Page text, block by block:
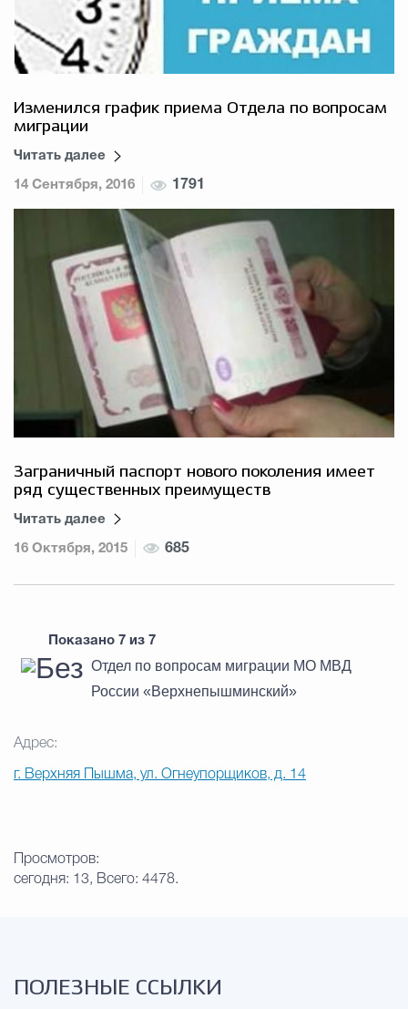
Изменился график приема Отдела по вопросам
миграции
Читать далее
14 Сентября, 2016 1791
Заграничный паспорт нового поколения имеет
ряд существенных преимуществ
Читать далее
16 Октября, 2015 685
Показано 7 из 7
Отдел по вопросам миграции МО МВД
России «Верхнепышминский»
Адрес:
г. Верхняя Пышма, ул. Огнеупорщиков, д. 14
Просмотров:
сегодня: 13, Всего: 4478.
ПОЛЕЗНЫЕ ССЫЛКИ